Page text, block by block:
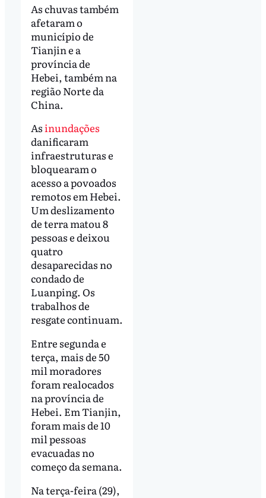
As chuvas também
afetaram o
município de
Tianjin e a
província de
Hebei, também na
região Norte da
China.
Asinundações
danificaram
infraestruturas e
bloquearam o
acesso a povoados
remotos em Hebei.
Um deslizamento
de terra matou 8
pessoas e deixou
quatro
desaparecidas no
condado de
Luanping. Os
trabalhos de
resgate continuam.
Entre segunda e
terça, mais de 50
mil moradores
foram realocados
na província de
Hebei. Em Tianjin,
foram mais de 10
mil pessoas
evacuadas no
começo da semana.
Na terça-feira (29),